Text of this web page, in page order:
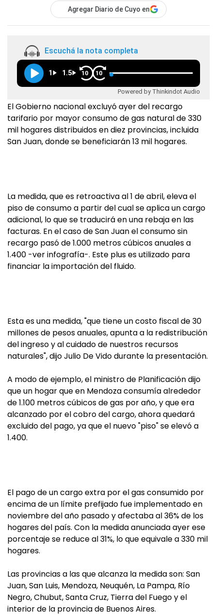
Agregar Diario de Cuyo en
Escuchá la nota completa
1 1.5 10 10
Powered by Thinkindot Audio
El Gobierno nacional excluyó ayer del recargo
tarifario por mayor consumo de gas natural de 330
mil hogares distribuidos en diez provincias, incluida
San Juan, donde se beneficiarán 13 mil hogares.
La medida, que es retroactiva al 1 de abril, eleva el
piso de consumo a partir del cual se aplica un cargo
adicional, lo que se traducirá en una rebaja en las
facturas. En el caso de San Juan el consumo sin
recargo pasó de 1.000 metros cúbicos anuales a
1.400 -ver infografía-. Este plus es utilizado para
financiar la importación del fluido.
Esta es una medida, "que tiene un costo fiscal de 30
millones de pesos anuales, apunta a la redistribución
del ingreso y al cuidado de nuestros recursos
naturales", dijo Julio De Vido durante la presentación.
A modo de ejemplo, el ministro de Planificación dijo
que un hogar que en Mendoza consumía alrededor
de 1.100 metros cúbicos de gas por año, y que era
alcanzado por el cobro del cargo, ahora quedará
excluido del pago, ya que el nuevo "piso" se elevó a
1.400.
El pago de un cargo extra por el gas consumido por
encima de un límite prefijado fue implementado en
noviembre del año pasado y afectaba al 36% de los
hogares del país. Con la medida anunciada ayer ese
porcentaje se reduce al 31%, lo que equivale a 330 mil
hogares.
Las provincias a las que alcanza la medida son: San
Juan, San Luis, Mendoza, Neuquén, La Pampa, Río
Negro, Chubut, Santa Cruz, Tierra del Fuego y el
interior de la provincia de Buenos Aires.